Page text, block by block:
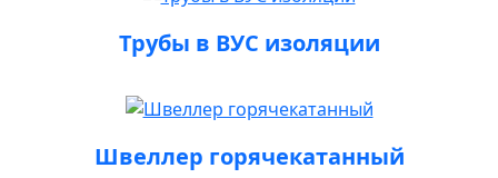
Трубы в ВУС изоляции
Швеллер горячекатанный